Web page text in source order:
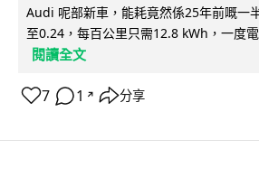
Audi 呢部新車，能耗竟然係25年前嘅一
至0.24，每百公里只需12.8 kWh，一度
閱讀全文
7 1 ↗ 分享